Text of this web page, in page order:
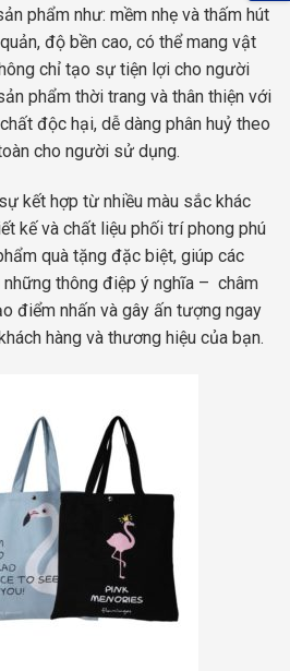
phẩm như: mềm nhẹ và thấm hút
độ bền cao, có thể mang vật
chỉ tạo sự tiện lợi cho người
phẩm thời trang và thân thiện với
độc hại, dễ dàng phân huỷ theo
cho người sử dụng.
kết hợp từ nhiều màu sắc khác
kế và chất liệu phối trí phong phú
quà tặng đặc biệt, giúp các
thông điệp ý nghĩa – châm
điểm nhấn và gây ấn tượng ngay
hàng và thương hiệu của bạn.